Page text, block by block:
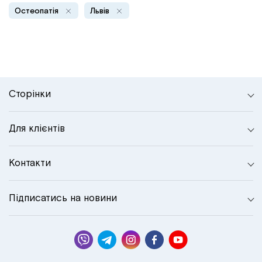
Остеопатія Львів
Сторінки
Для клієнтів
Контакти
Підписатись на новини
Інститут Апледжера
Прикладна кінезіологія
Естетична медицина
Остеопатичні маніпуляції по Барралю